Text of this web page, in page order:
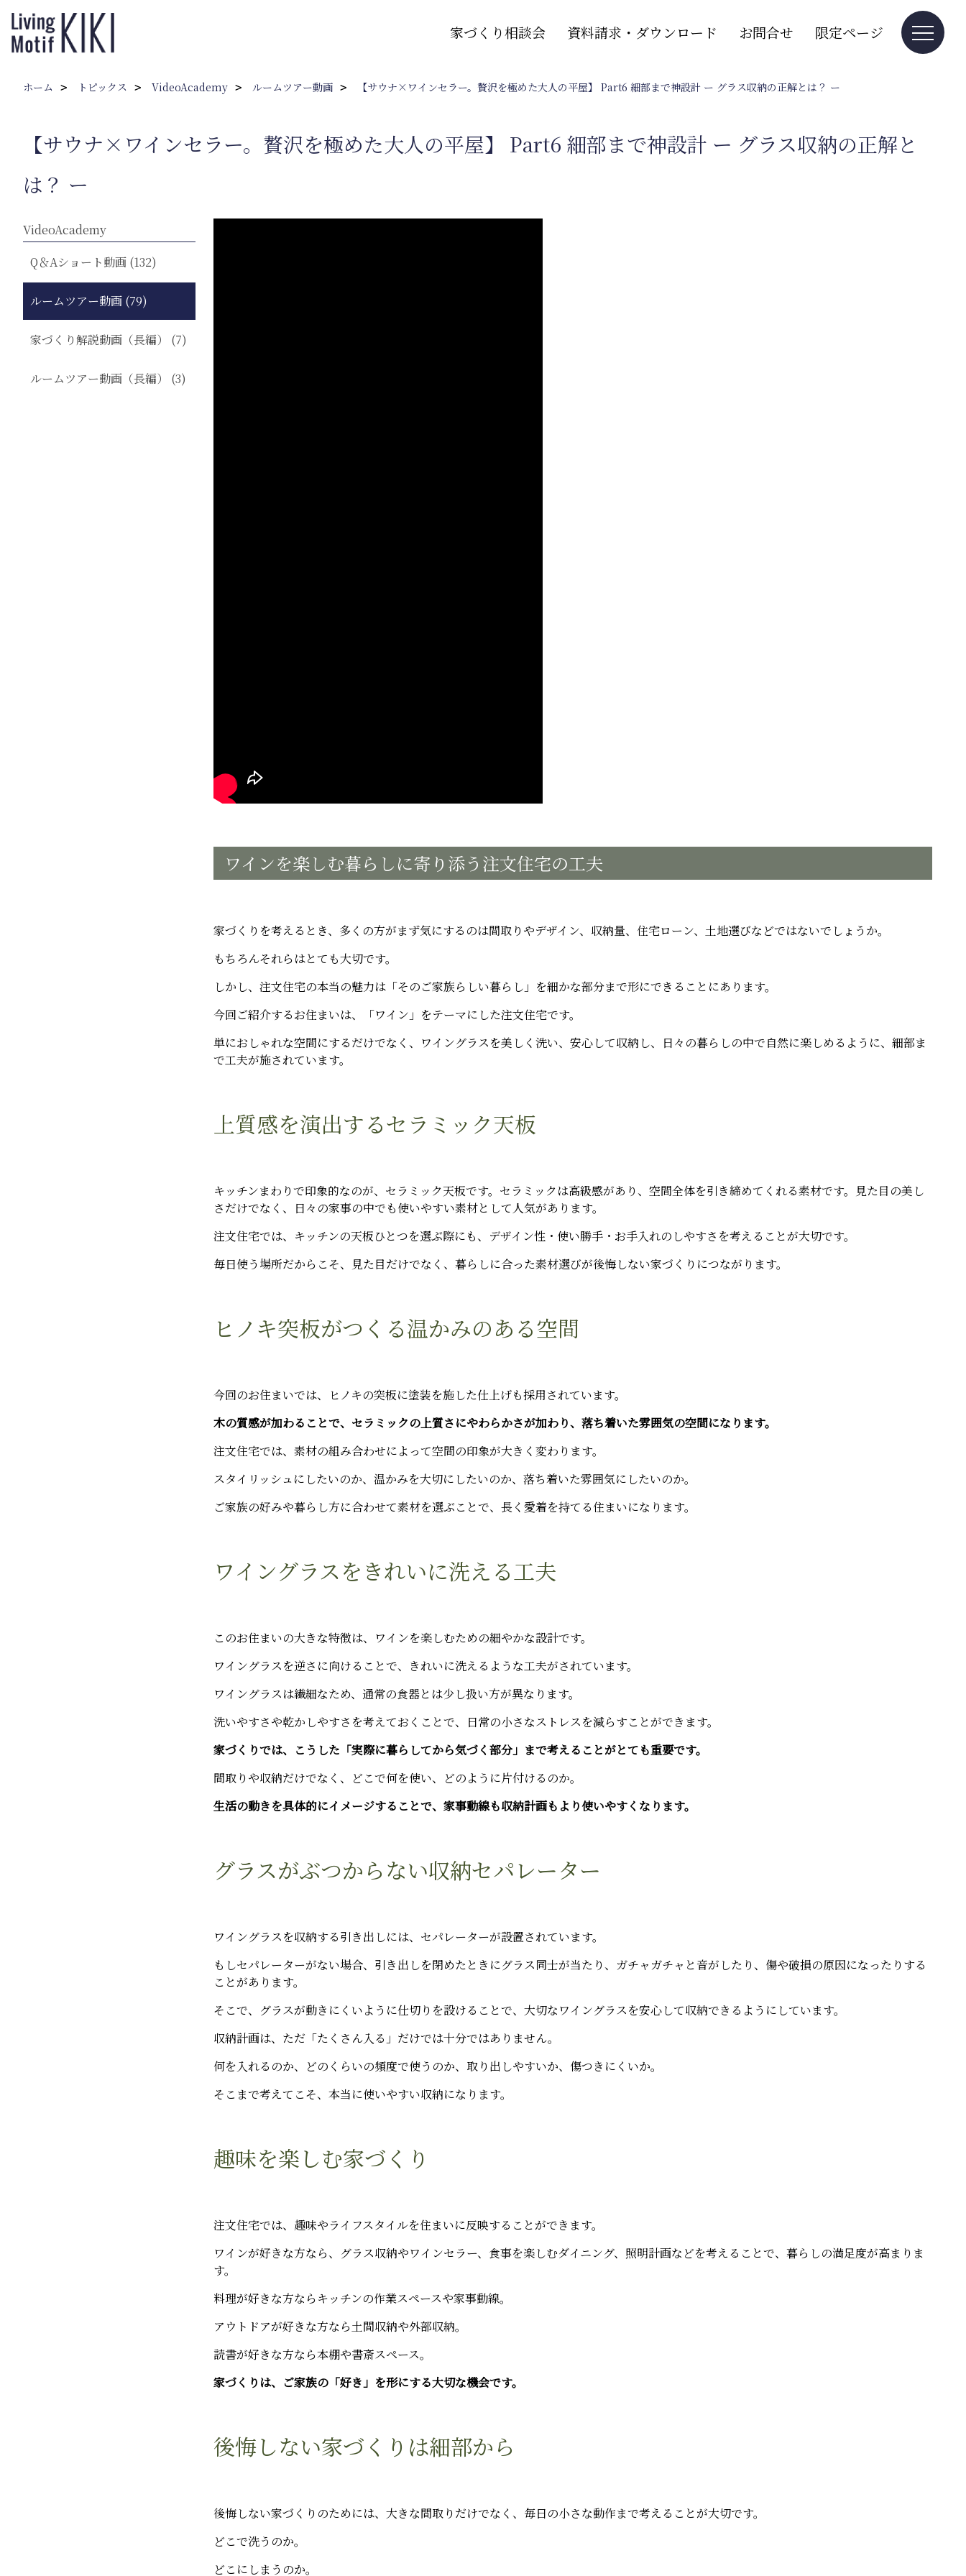
家づくり相談会 資料請求・ダウンロード お問合せ 限定ページ
ホーム トピックス VideoAcademy ルームツアー動画 【サウナ×ワインセラー。贅沢を極めた大人の平屋】 Part6 細部まで神設計 ー グラス収納の正解とは？ ー
【サウナ×ワインセラー。贅沢を極めた大人の平屋】 Part6 細部まで神設計 ー グラス収納の正解と
は？ ー
ワインを楽しむ暮らしに寄り添う注文住宅の工夫
家づくりを考えるとき、多くの方がまず気にするのは間取りやデザイン、収納量、住宅ローン、土地選びなどではないでしょうか。
もちろんそれらはとても大切です。
しかし、注文住宅の本当の魅力は「そのご家族らしい暮らし」を細かな部分まで形にできることにあります。
今回ご紹介するお住まいは、「ワイン」をテーマにした注文住宅です。
単におしゃれな空間にするだけでなく、ワイングラスを美しく洗い、安心して収納し、日々の暮らしの中で自然に楽しめるように、細部ま
で工夫が施されています。
上質感を演出するセラミック天板
キッチンまわりで印象的なのが、セラミック天板です。セラミックは高級感があり、空間全体を引き締めてくれる素材です。見た目の美し
さだけでなく、日々の家事の中でも使いやすい素材として人気があります。
注文住宅では、キッチンの天板ひとつを選ぶ際にも、デザイン性・使い勝手・お手入れのしやすさを考えることが大切です。
毎日使う場所だからこそ、見た目だけでなく、暮らしに合った素材選びが後悔しない家づくりにつながります。
ヒノキ突板がつくる温かみのある空間
今回のお住まいでは、ヒノキの突板に塗装を施した仕上げも採用されています。
木の質感が加わることで、セラミックの上質さにやわらかさが加わり、落ち着いた雰囲気の空間になります。
注文住宅では、素材の組み合わせによって空間の印象が大きく変わります。
スタイリッシュにしたいのか、温かみを大切にしたいのか、落ち着いた雰囲気にしたいのか。
ご家族の好みや暮らし方に合わせて素材を選ぶことで、長く愛着を持てる住まいになります。
ワイングラスをきれいに洗える工夫
このお住まいの大きな特徴は、ワインを楽しむための細やかな設計です。
ワイングラスを逆さに向けることで、きれいに洗えるような工夫がされています。
ワイングラスは繊細なため、通常の食器とは少し扱い方が異なります。
洗いやすさや乾かしやすさを考えておくことで、日常の小さなストレスを減らすことができます。
家づくりでは、こうした「実際に暮らしてから気づく部分」まで考えることがとても重要です。
間取りや収納だけでなく、どこで何を使い、どのように片付けるのか。
生活の動きを具体的にイメージすることで、家事動線も収納計画もより使いやすくなります。
グラスがぶつからない収納セパレーター
ワイングラスを収納する引き出しには、セパレーターが設置されています。
もしセパレーターがない場合、引き出しを閉めたときにグラス同士が当たり、ガチャガチャと音がしたり、傷や破損の原因になったりする
ことがあります。
そこで、グラスが動きにくいように仕切りを設けることで、大切なワイングラスを安心して収納できるようにしています。
収納計画は、ただ「たくさん入る」だけでは十分ではありません。
何を入れるのか、どのくらいの頻度で使うのか、取り出しやすいか、傷つきにくいか。
そこまで考えてこそ、本当に使いやすい収納になります。
趣味を楽しむ家づくり
注文住宅では、趣味やライフスタイルを住まいに反映することができます。
ワインが好きな方なら、グラス収納やワインセラー、食事を楽しむダイニング、照明計画などを考えることで、暮らしの満足度が高まりま
す。
料理が好きな方ならキッチンの作業スペースや家事動線。
アウトドアが好きな方なら土間収納や外部収納。
読書が好きな方なら本棚や書斎スペース。
家づくりは、ご家族の「好き」を形にする大切な機会です。
後悔しない家づくりは細部から
後悔しない家づくりのためには、大きな間取りだけでなく、毎日の小さな動作まで考えることが大切です。
どこで洗うのか。
どこにしまうのか。
VideoAcademy
Q＆Aショート動画 (132)
ルームツアー動画 (79)
家づくり解説動画（長編） (7)
ルームツアー動画（長編） (3)